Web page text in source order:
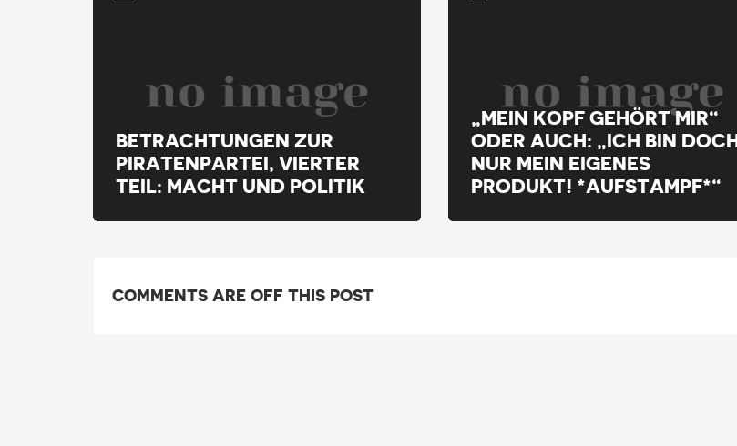
BETRACHTUNGEN ZUR
PIRATENPARTEI, VIERTER
TEIL: MACHT UND POLITIK
„MEIN KOPF GEHÖRT MIR“
ODER AUCH: „ICH BIN DOCH
NUR MEIN EIGENES
PRODUKT! *AUFSTAMPF*“
COMMENTS ARE OFF THIS POST